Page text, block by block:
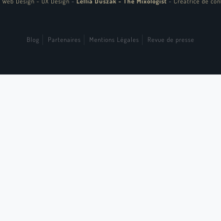
Blog Partenaires Mentions Légales Revue de presse